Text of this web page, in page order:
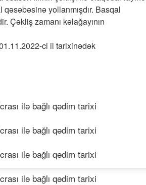
yollanmışdır. Basqal
Çəkliş zamanı kəlağayının
ci il tarixinədək